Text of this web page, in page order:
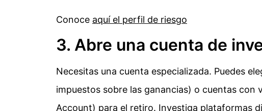
Conoce aquí el perfil de riesgo
3. Abre una cuenta de
Necesitas una cuenta especializada. Puedes
impuestos sobre las ganancias) o cuentas con
Account) para el retiro. Investiga plataformas